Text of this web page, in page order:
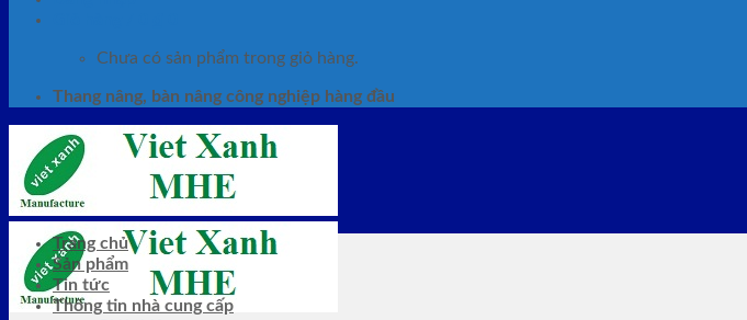
Chưa có sản phẩm trong giỏ hàng.
Thang nâng, bàn nâng công nghiệp hàng đầu
Trang chủ
Sản phẩm
Tin tức
Thông tin nhà cung cấp